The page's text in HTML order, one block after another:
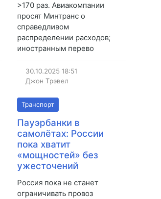
>170 раз. Авиакомпании
просят Минтранс о
справедливом
распределении расходов;
иностранным перево
30.10.2025 18:51
Джон Трэвел
Транспорт
Пауэрбанки в
самолётах: России
пока хватит
«мощностей» без
ужесточений
Россия пока не станет
ограничивать провоз